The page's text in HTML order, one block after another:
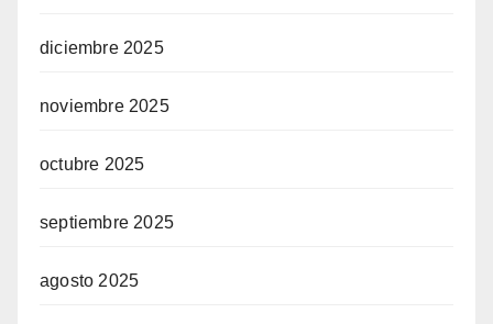
diciembre 2025
noviembre 2025
octubre 2025
septiembre 2025
agosto 2025